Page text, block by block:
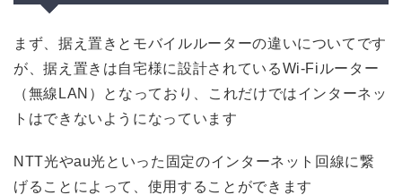
まず、据え置きとモバイルルーターの違いについてです
が、据え置きは自宅様に設計されているWi-Fiルーター
（無線LAN）となっており、これだけではインターネッ
トはできないようになっています
NTT光やau光といった固定のインターネット回線に繋
げることによって、使用することができます